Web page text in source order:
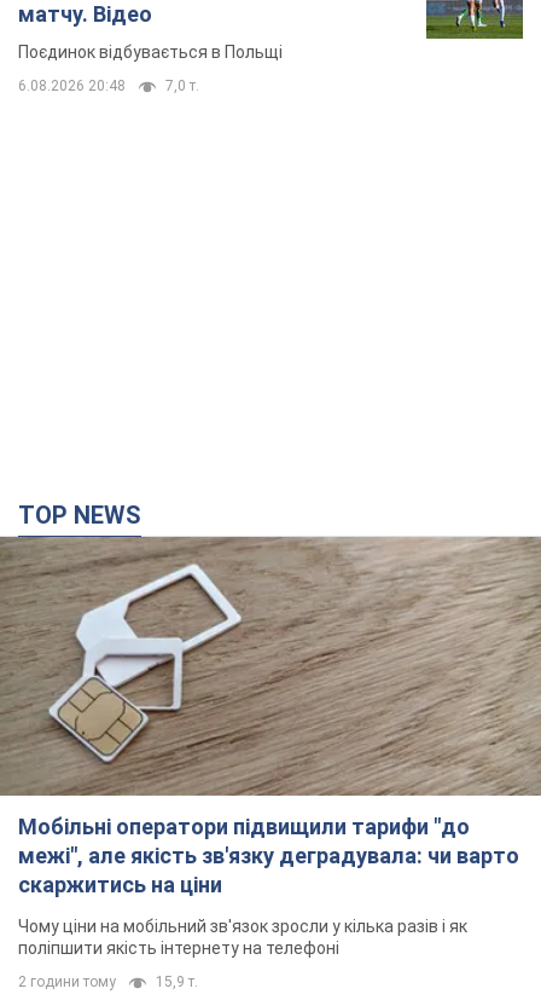
матчу. Відео
Поєдинок відбувається в Польщі
6.08.2026 20:48 7,0 т.
TOP NEWS
Мобільні оператори підвищили тарифи "до
межі", але якість зв'язку деградувала: чи варто
скаржитись на ціни
Чому ціни на мобільний зв'язок зросли у кілька разів і як
поліпшити якість інтернету на телефоні
2 години тому 15,9 т.